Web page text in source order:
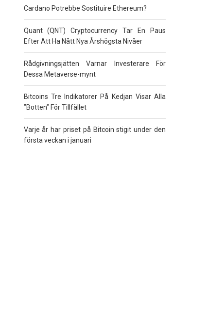
Cardano Potrebbe Sostituire Ethereum?
Quant (QNT) Cryptocurrency Tar En Paus
Efter Att Ha Nått Nya Årshögsta Nivåer
Rådgivningsjätten Varnar Investerare För
Dessa Metaverse-mynt
Bitcoins Tre Indikatorer På Kedjan Visar Alla
”Botten” För Tillfället
Varje år har priset på Bitcoin stigit under den
första veckan i januari